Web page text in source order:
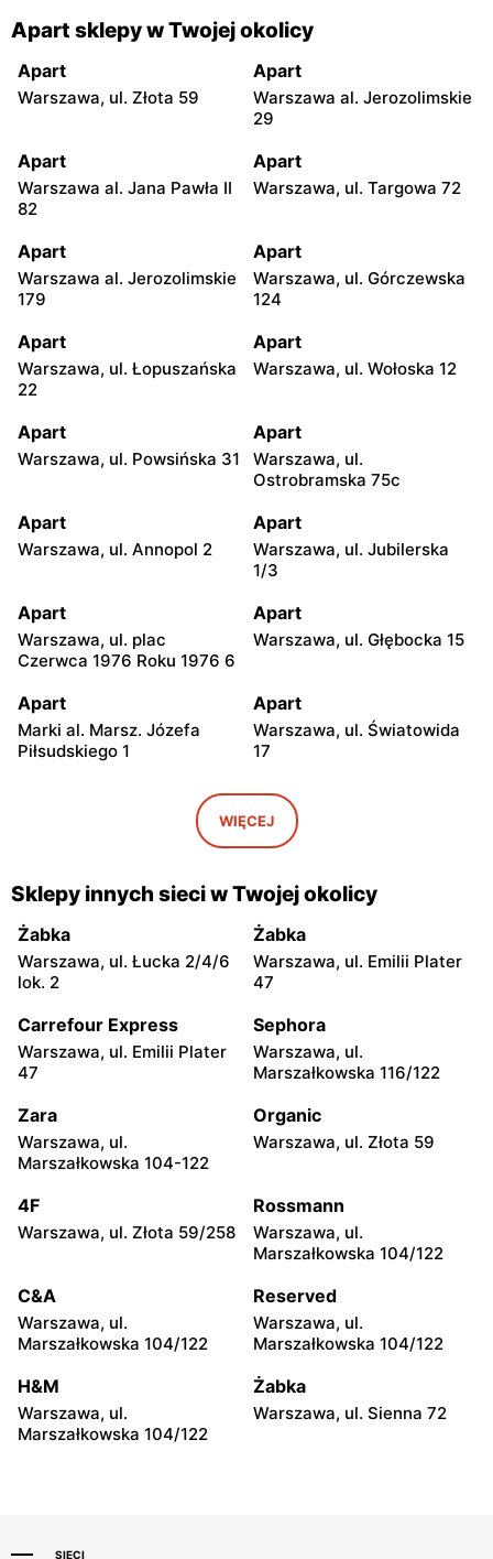
Apart sklepy w Twojej okolicy
Apart
Warszawa, ul. Złota 59
Apart
Warszawa al. Jerozolimskie
29
Apart
Warszawa al. Jana Pawła II
82
Apart
Warszawa, ul. Targowa 72
Apart
Warszawa al. Jerozolimskie
179
Apart
Warszawa, ul. Górczewska
124
Apart
Warszawa, ul. Łopuszańska
22
Apart
Warszawa, ul. Wołoska 12
Apart
Warszawa, ul. Powsińska 31
Apart
Warszawa, ul.
Ostrobramska 75c
Apart
Warszawa, ul. Annopol 2
Apart
Warszawa, ul. Jubilerska
1/3
Apart
Warszawa, ul. plac
Czerwca 1976 Roku 1976 6
Apart
Warszawa, ul. Głębocka 15
Apart
Marki al. Marsz. Józefa
Piłsudskiego 1
Apart
Warszawa, ul. Światowida
17
Janki, ul. Mszczonowska 3
Apart
Piaseczno, ul. Puławska
42E
Apart
Pruszków, ul. Henryka
Sienkiewicza 19
Apart
Legionowo, ul. Jerzego
Siwińskiego 2
Apart Apart
Piłsudskiego 74
Apart
Chrobrego 1
Apart
Grzecznarowskiego 28
Apart Apart
Apart Apart
Łódź, ul. Jana Karskiego 5
Apart
Łódź al. Jana Pawła II 30
Apart
Rzgów, ul. Żeromskiego 8
Apart
Łódź, ul. Pabianicka 245
Apart
Łomża, ul. Zawadzka 38
WIĘCEJ
Sklepy innych sieci w Twojej okolicy
Żabka
Warszawa, ul. Łucka 2/4/6
lok. 2
Żabka
Warszawa, ul. Emilii Plater
47
Carrefour Express
Warszawa, ul. Emilii Plater
47
Sephora
Warszawa, ul.
Marszałkowska 116/122
Zara
Warszawa, ul.
Marszałkowska 104-122
Organic
Warszawa, ul. Złota 59
4F
Warszawa, ul. Złota 59/258
Rossmann
Warszawa, ul.
Marszałkowska 104/122
C&A
Warszawa, ul.
Marszałkowska 104/122
Reserved
Warszawa, ul.
Marszałkowska 104/122
H&M
Warszawa, ul.
Marszałkowska 104/122
Żabka
Warszawa, ul. Sienna 72
SIECI